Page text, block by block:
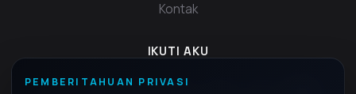
Kontak
IKUTI AKU
PEMBERITAHUAN PRIVASI